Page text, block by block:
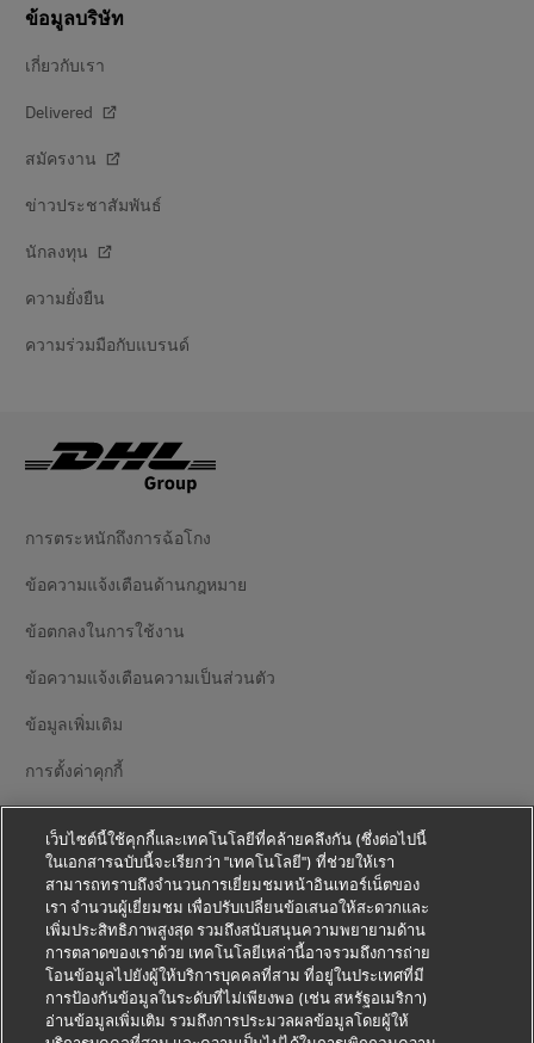
ข้อมูลบริษัท
เกี่ยวกับเรา
Delivered
สมัครงาน
ข่าวประชาสัมพันธ์
นักลงทุน
ความยั่งยืน
ความร่วมมือกับแบรนด์
การตระหนักถึงการฉ้อโกง
ข้อความแจ้งเตือนด้านกฎหมาย
ข้อตกลงในการใช้งาน
ข้อความแจ้งเตือนความเป็นส่วนตัว
ข้อมูลเพิ่มเติม
การตั้งค่าคุกกี้
ติดตามเรา
2026 © - all rights reserved
เว็บไซต์นี้ใช้คุกกี้และเทคโนโลยีที่คล้ายคลึงกัน (ซึ่งต่อไปนี้
ในเอกสารฉบับนี้จะเรียกว่า "เทคโนโลยี") ที่ช่วยให้เรา
สามารถทราบถึงจำนวนการเยี่ยมชมหน้าอินเทอร์เน็ตของ
เรา จำนวนผู้เยี่ยมชม เพื่อปรับเปลี่ยนข้อเสนอให้สะดวกและ
เพิ่มประสิทธิภาพสูงสุด รวมถึงสนับสนุนความพยายามด้าน
การตลาดของเราด้วย เทคโนโลยีเหล่านี้อาจรวมถึงการถ่าย
โอนข้อมูลไปยังผู้ให้บริการบุคคลที่สาม ที่อยู่ในประเทศที่มี
การป้องกันข้อมูลในระดับที่ไม่เพียงพอ (เช่น สหรัฐอเมริกา)
อ่านข้อมูลเพิ่มเติม รวมถึงการประมวลผลข้อมูลโดยผู้ให้